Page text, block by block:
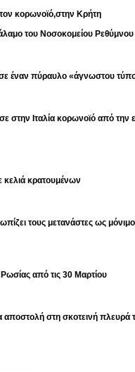
κορωνοϊό,στην Κρήτη
του Νοσοκομείου Ρεθύμνου
έναν πύραυλο «άγνωστου
στην Ιταλία κορωνοϊό από την
κελιά κρατουμένων
τους μετανάστες ως
από τις 30 Μαρτίου
αποστολή στη σκοτεινή πλευρά